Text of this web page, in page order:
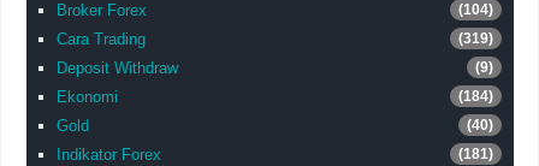
Broker Forex (104)
Cara Trading (319)
Deposit Withdraw (9)
Ekonomi (184)
Gold (40)
Indikator Forex (181)